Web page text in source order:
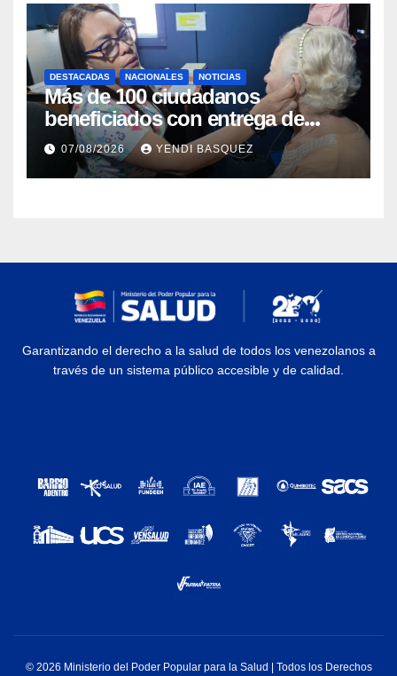
DESTACADAS NACIONALES NOTICIAS
Más de 100 ciudadanos
beneficiados con entrega de
prótesis auditivas en el Centro de
Rehabilitación J.J. Arvelo
07/08/2026 YENDI BASQUEZ
Garantizando el derecho a la salud de todos los venezolanos a
través de un sistema público accesible y de calidad.
© 2026 Ministerio del Poder Popular para la Salud | Todos los Derechos